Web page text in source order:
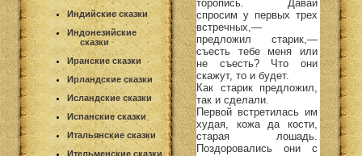
Индийские сказки
Индонезийские
сказки
Иранские сказки
Ирландские сказки
Исландские сказки
Испанские сказки
Итальянские сказки
Ительменские сказки
торопись. Давай
спросим у первых трех
встречных,—
предложил старик,—
съесть тебе меня или
не съесть? Что они
скажут, то и будет.
Как старик предложил,
так и сделали.
Первой встретилась им
худая, кожа да кости,
старая лошадь.
Поздоровались они с